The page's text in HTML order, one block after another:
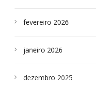
fevereiro 2026
janeiro 2026
dezembro 2025